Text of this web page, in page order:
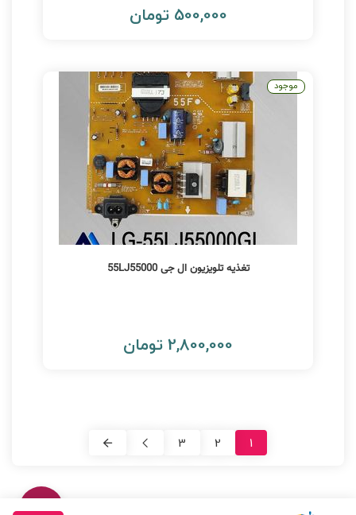
500,000 تومان
تغذیه تلویزیون ال جی 55LJ55000
2,800,000 تومان
موجود
1
2
3